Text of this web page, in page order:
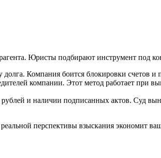
Юристы подбирают инструмент под
Компания боится блокировки счетов и
компании. Этот метод работает при
и наличии подписанных актов. Суд
перспективы взыскания экономит